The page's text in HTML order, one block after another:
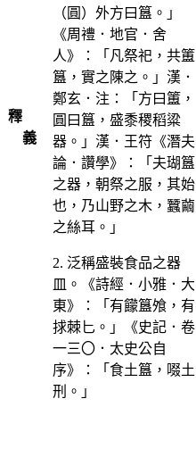
釋
義
（圓）外方曰簋。」
《周禮．地官．舍
人》：「凡祭祀，共簠
簋，實之陳之。」漢．
鄭玄．注：「方曰簠，
圓曰簋，盛黍稷稻粱
器。」漢．王符《潛夫
論．讚學》：「夫瑚簋
之器，朝祭之服，其始
也，乃山野之木，蠶繭
之絲耳。」
2. 泛稱盛裝食品之器
皿。《詩經．小雅．大
東》：「有饛簋飧，有
捄棘匕。」《史記．卷
一三〇．太史公自
序》：「食土簋，啜土
刑。」